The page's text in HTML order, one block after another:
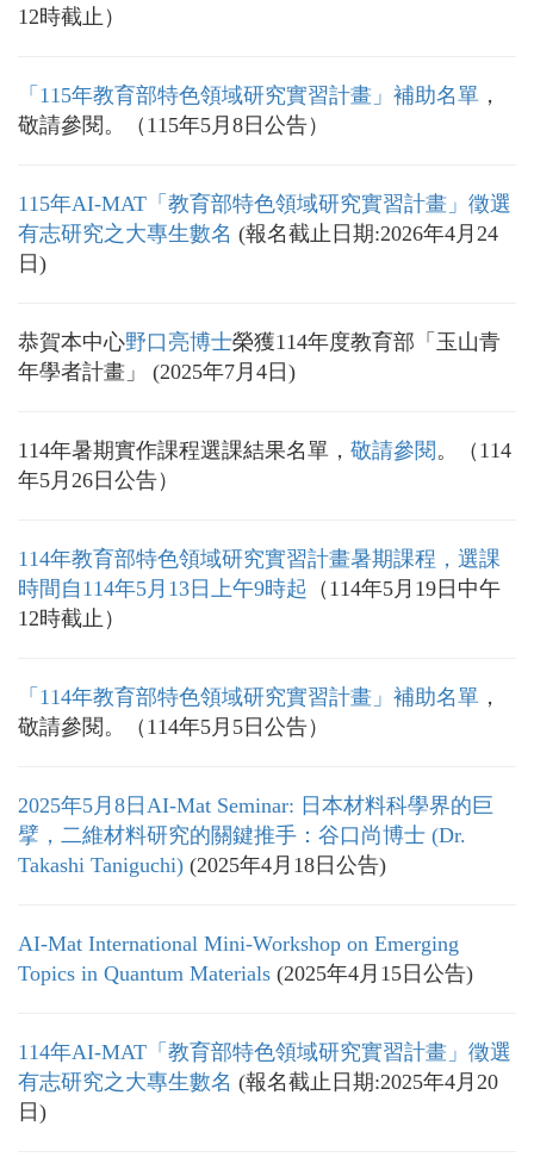
12時截止）
「115年教育部特色領域研究實習計畫」補助名單 ，
敬請參閱。（115年5月8日公告）
115年AI-MAT「教育部特色領域研究實習計畫」徵選
有志研究之大專生數名 (報名截止日期:2026年4月24
日)
恭賀本中心野口亮博士榮獲114年度教育部「玉山青
年學者計畫」 (2025年7月4日)
114年暑期實作課程選課結果名單， 敬請參閱 。（114
年5月26日公告）
114年教育部特色領域研究實習計畫暑期課程，選課
時間自114年5月13日上午9時起 （114年5月19日中午
12時截止）
「114年教育部特色領域研究實習計畫」補助名單 ，
敬請參閱。（114年5月5日公告）
2025年5月8日AI-Mat Seminar: 日本材料科學界的巨
擘，二維材料研究的關鍵推手：谷口尚博士 (Dr.
Takashi Taniguchi) (2025年4月18日公告)
AI-Mat International Mini-Workshop on Emerging
Topics in Quantum Materials (2025年4月15日公告)
114年AI-MAT「教育部特色領域研究實習計畫」徵選
有志研究之大專生數名 (報名截止日期:2025年4月20
日)